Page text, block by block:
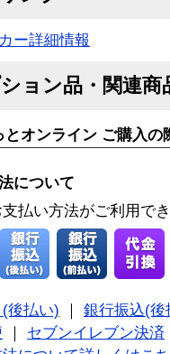
ー詳細情報
ョン品・関連商
とオンライン ご購入の
について
払い方法がご利用で
後払い)
銀行振込(後
セブンイレブン決済